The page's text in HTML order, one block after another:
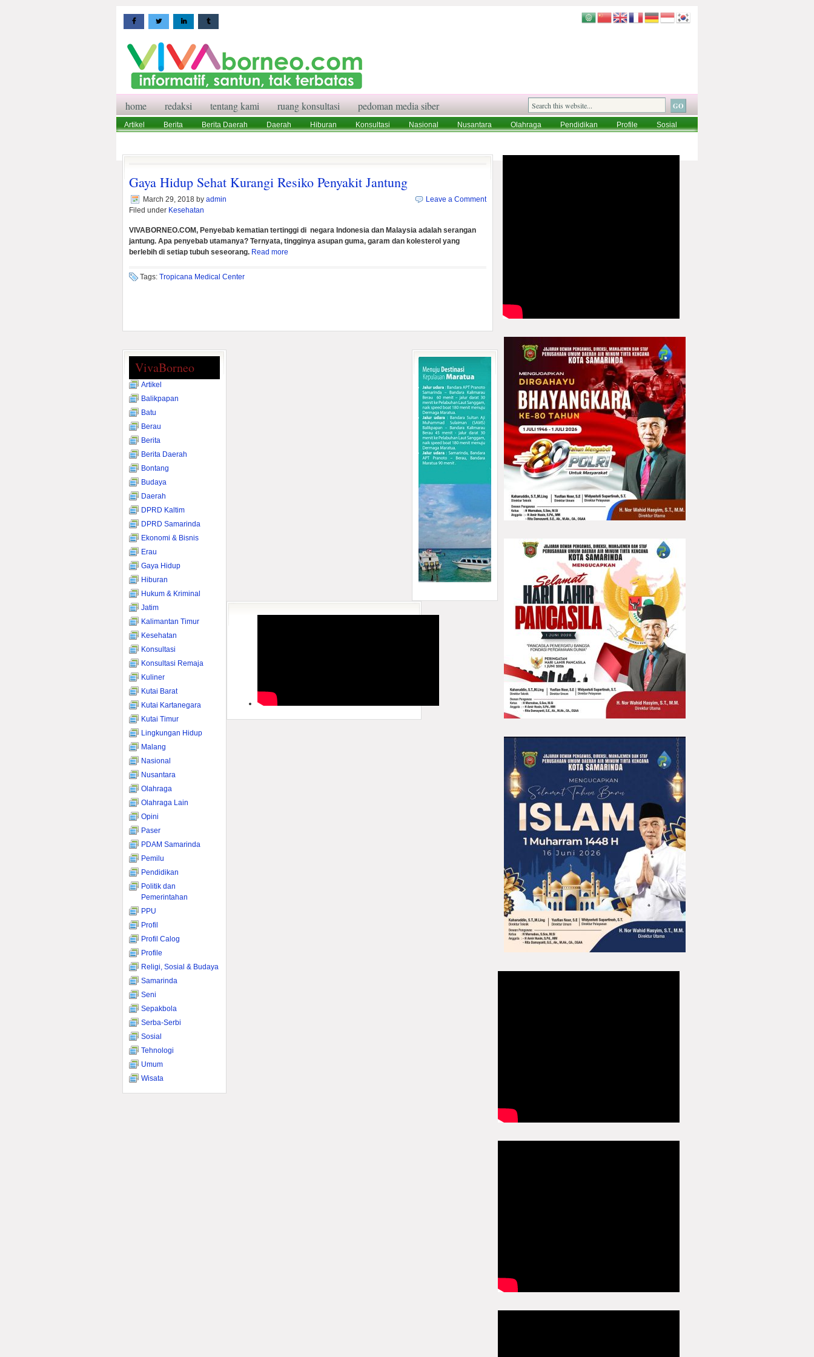
home redaksi tentang kami ruang konsultasi pedoman media siber
Artikel Berita Berita Daerah Daerah Hiburan Konsultasi Nasional Nusantara Olahraga Pendidikan Profile
Sosial
Gaya Hidup Sehat Kurangi Resiko Penyakit Jantung
March 29, 2018 by admin
Filed under Kesehatan
Leave a Comment
VIVABORNEO.COM, Penyebab kematian tertinggi di negara Indonesia dan Malaysia adalah serangan
jantung. Apa penyebab utamanya? Ternyata, tingginya asupan guma, garam dan kolesterol yang
berlebih di setiap tubuh seseorang. Read more
Tags: Tropicana Medical Center
VivaBorneo
Artikel
Balikpapan
Batu
Berau
Berita
Berita Daerah
Bontang
Budaya
Daerah
DPRD Kaltim
DPRD Samarinda
Ekonomi & Bisnis
Erau
Gaya Hidup
Hiburan
Hukum & Kriminal
Jatim
Kalimantan Timur
Kesehatan
Konsultasi
Konsultasi Remaja
Kuliner
Kutai Barat
Kutai Kartanegara
Kutai Timur
Lingkungan Hidup
Malang
Nasional
Nusantara
Olahraga
Olahraga Lain
Opini
Paser
PDAM Samarinda
Pemilu
Pendidikan
Politik dan
Pemerintahan
PPU
Profil
Profil Calog
Profile
Religi, Sosial & Budaya
Samarinda
Seni
Sepakbola
Serba-Serbi
Sosial
Tehnologi
Umum
Wisata